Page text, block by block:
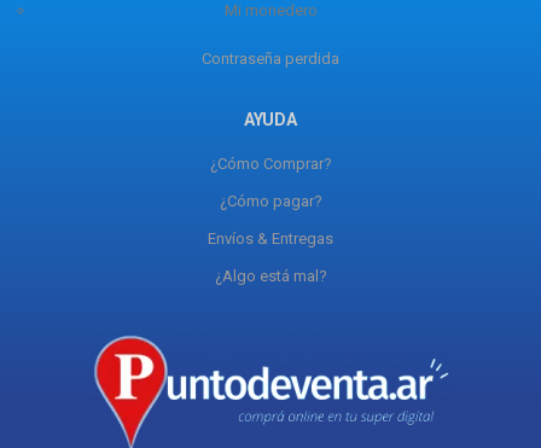
Mi monedero
Contraseña perdida
AYUDA
¿Cómo Comprar?
¿Cómo pagar?
Envíos & Entregas
¿Algo está mal?